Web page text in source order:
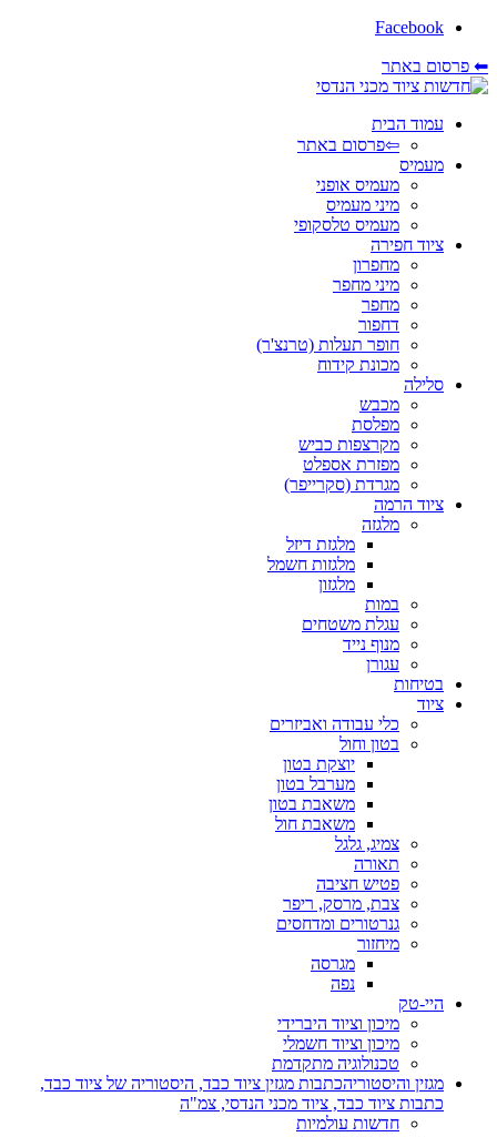
Facebook
⬅ פרסום באתר
עמוד הבית
⇦פרסום באתר
מעמיס
מעמיס אופני
מיני מעמיס
מעמיס טלסקופי
ציוד חפירה
מחפרון
מיני מחפר
מחפר
דחפור
חופר תעלות (טרנצ'ר)
מכונת קידוח
סלילה
מכבש
מפלסת
מקרצפות כביש
מפזרת אספלט
מגרדת (סקרייפר)
ציוד הרמה
מלגזה
מלגזת דיזל
מלגזות חשמל
מלגזון
במות
עגלת משטחים
מנוף נייד
עגורן
בטיחות
ציוד
כלי עבודה ואביזרים
בטון וחול
יוצקת בטון
מערבל בטון
משאבת בטון
משאבת חול
צמיג, גלגל
תאורה
פטיש חציבה
צבת, מרסק, ריפר
גנרטורים ומדחסים
מיחזור
מגרסה
נפה
היי-טק
מיכון וציוד היברידי
מיכון וציוד חשמלי
טכנולוגיה מתקדמת
מגזין והיסטוריהכתבות מגזין ציוד כבד, היסטוריה של ציוד כבד,
כתבות ציוד כבד, ציוד מכני הנדסי, צמ"ה
חדשות עולמיות